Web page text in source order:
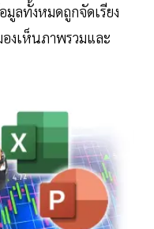
มูลทั้งหมดถูกจัดเรียง
องเห็นภาพรวมและ